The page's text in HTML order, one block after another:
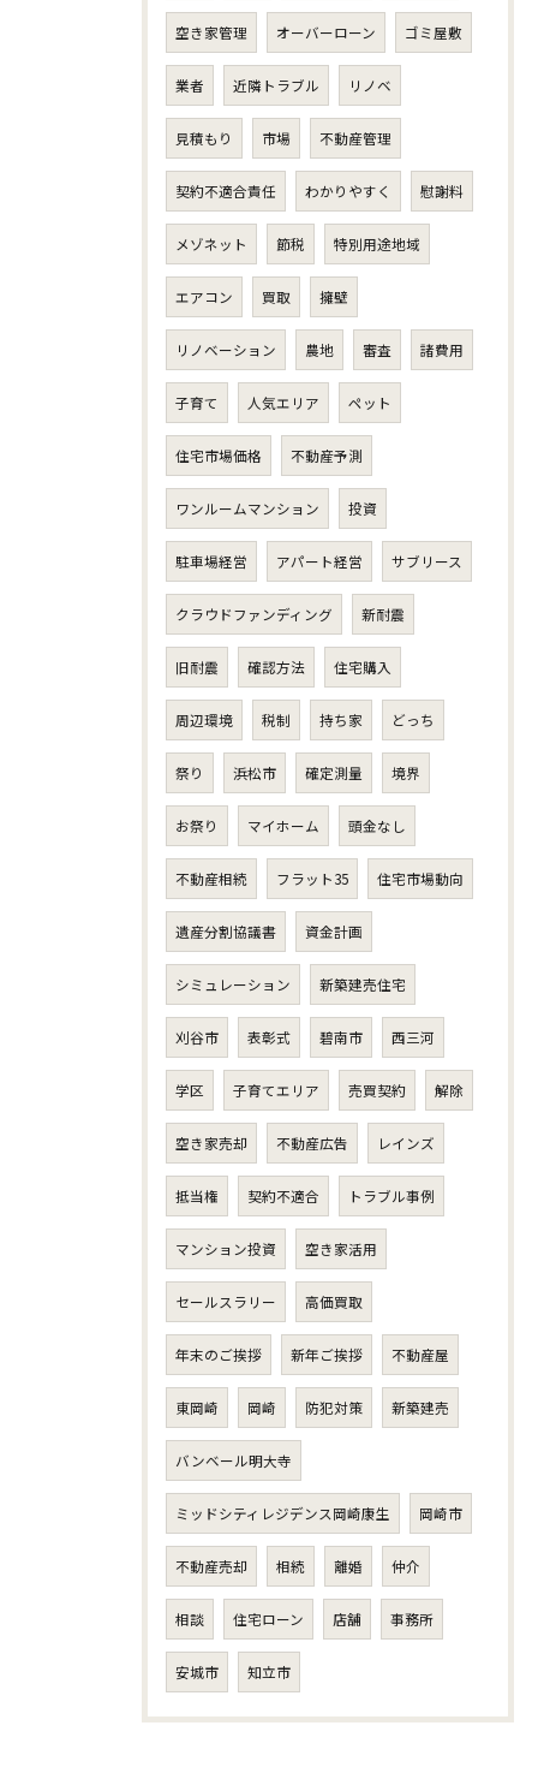
空き家管理 オーバーローン ゴミ屋敷
業者 近隣トラブル リノベ
見積もり 市場 不動産管理
契約不適合責任 わかりやすく 慰謝料
メゾネット 節税 特別用途地域
エアコン 買取 擁壁
リノベーション 農地 審査 諸費用
子育て 人気エリア ペット
住宅市場価格 不動産予測
ワンルームマンション 投資
駐車場経営 アパート経営 サブリース
クラウドファンディング 新耐震
旧耐震 確認方法 住宅購入
周辺環境 税制 持ち家 どっち
祭り 浜松市 確定測量 境界
お祭り マイホーム 頭金なし
不動産相続 フラット35 住宅市場動向
遺産分割協議書 資金計画
シミュレーション 新築建売住宅
刈谷市 表彰式 碧南市 西三河
学区 子育てエリア 売買契約 解除
空き家売却 不動産広告 レインズ
抵当権 契約不適合 トラブル事例
マンション投資 空き家活用
セールスラリー 高価買取
年末のご挨拶 新年ご挨拶 不動産屋
東岡崎 岡崎 防犯対策 新築建売
バンベール明大寺
ミッドシティレジデンス岡崎康生 岡崎市
不動産売却 相続 離婚 仲介
相談 住宅ローン 店舗 事務所
安城市 知立市